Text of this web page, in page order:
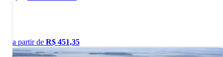
a partir de R$ 451,35